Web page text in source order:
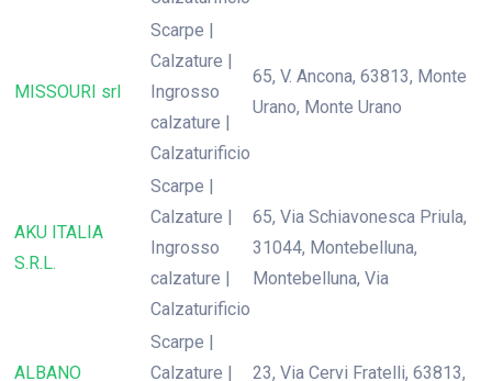
MISSOURI srl
Scarpe |
Calzature |
Ingrosso
calzature |
Calzaturificio
65, V. Ancona, 63813, Monte
Urano, Monte Urano
AKU ITALIA
S.R.L.
Scarpe |
Calzature |
Ingrosso
calzature |
Calzaturificio
65, Via Schiavonesca Priula,
31044, Montebelluna,
Montebelluna, Via
ALBANO
Scarpe |
Calzature |
23, Via Cervi Fratelli, 63813,